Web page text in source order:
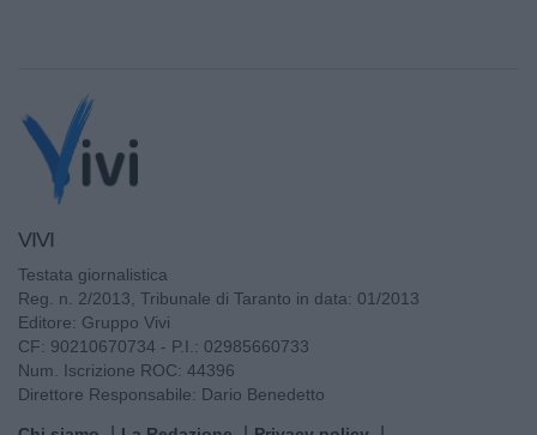
VIVI
Testata giornalistica
Reg. n. 2/2013, Tribunale di Taranto in data: 01/2013
Editore: Gruppo Vivi
CF: 90210670734 - P.I.: 02985660733
Num. Iscrizione ROC: 44396
Direttore Responsabile: Dario Benedetto